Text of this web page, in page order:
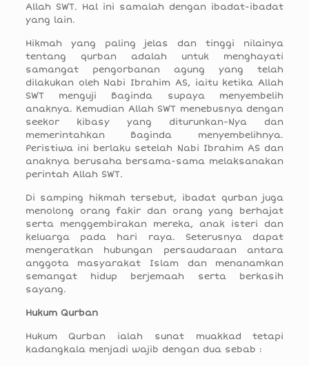
Allah SWT. Hal ini samalah dengan ibadat-ibadat
yang lain.
Hikmah yang paling jelas dan tinggi nilainya
tentang qurban adalah untuk menghayati
samangat pengorbanan agung yang telah
dilakukan oleh Nabi Ibrahim AS, iaitu ketika Allah
SWT menguji Baginda supaya menyembelih
anaknya. Kemudian Allah SWT menebusnya dengan
seekor kibasy yang diturunkan-Nya dan
memerintahkan Baginda menyembelihnya.
Peristiwa ini berlaku setelah Nabi Ibrahim AS dan
anaknya berusaha bersama-sama melaksanakan
perintah Allah SWT.
Di samping hikmah tersebut, ibadat qurban juga
menolong orang fakir dan orang yang berhajat
serta menggembirakan mereka, anak isteri dan
keluarga pada hari raya. Seterusnya dapat
mengeratkan hubungan persaudaraan antara
anggota masyarakat Islam dan menanamkan
semangat hidup berjemaah serta berkasih
sayang.
Hukum Qurban
Hukum Qurban ialah sunat muakkad tetapi
kadangkala menjadi wajib dengan dua sebab :